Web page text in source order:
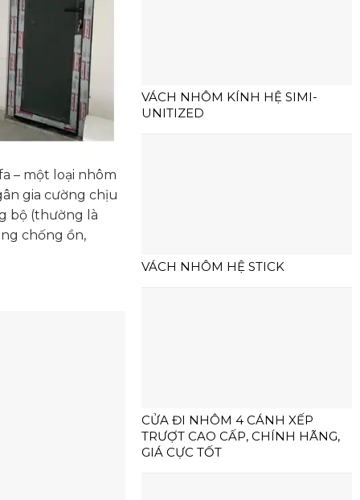
– một loại nhôm
gia cường chịu
bộ (thường là
chống ồn,
VÁCH NHÔM KÍNH HỆ SIMI-
UNITIZED
VÁCH NHÔM HỆ STICK
CỬA ĐI NHÔM 4 CÁNH XẾP
TRƯỢT CAO CẤP, CHÍNH HÃNG,
GIÁ CỰC TỐT